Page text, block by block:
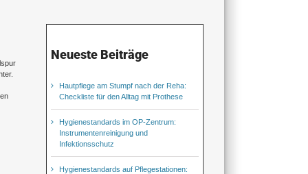
Neueste Beiträge
Hautpflege am Stumpf nach der Reha:
Checkliste für den Alltag mit Prothese
Hygienestandards im OP-Zentrum:
Instrumentenreinigung und
Infektionsschutz
Hygienestandards auf Pflegestationen: